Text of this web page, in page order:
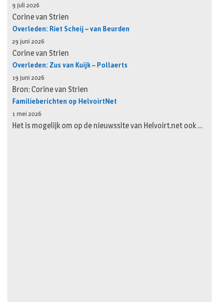
9 juli 2026
Corine van Strien
Overleden: Riet Scheij – van Beurden
29 juni 2026
Corine van Strien
Overleden: Zus van Kuijk – Pollaerts
19 juni 2026
Bron: Corine van Strien
Familieberichten op HelvoirtNet
1 mei 2026
Het is mogelijk om op de nieuwssite van Helvoirt.net ook …